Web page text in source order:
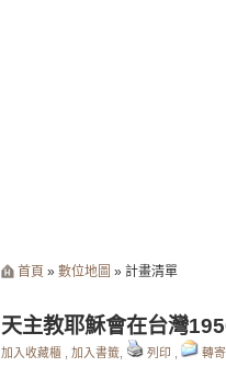
首頁 » 數位地圖 » 計畫清單
天主教耶穌會在台灣
加入收藏櫃 加入書籤 列印 轉寄